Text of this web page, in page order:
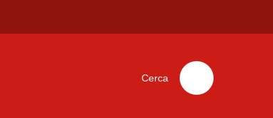
Cerca